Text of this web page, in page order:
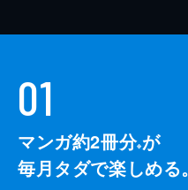
01
マンガ約2冊分※が
毎月タダで楽しめる。